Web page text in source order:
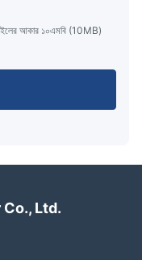
আকার ১০এমবি (10MB)
Ltd.